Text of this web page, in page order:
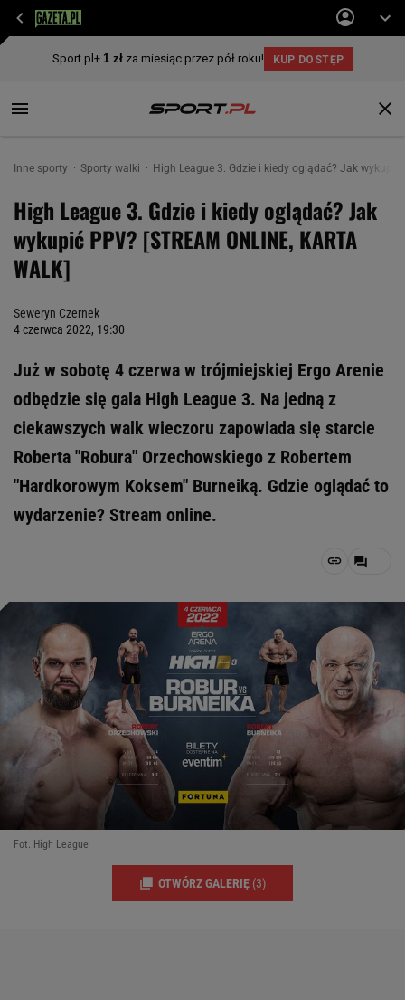
Inne sporty Sporty walki High League 3. Gdzie i kiedy oglądać? Jak wykupić
High League 3. Gdzie i kiedy oglądać? Jak
wykupić PPV? [STREAM ONLINE, KARTA
WALK]
Seweryn Czernek
4 czerwca 2022, 19:30
Już w sobotę 4 czerwa w trójmiejskiej Ergo Arenie
odbędzie się gala High League 3. Na jedną z
ciekawszych walk wieczoru zapowiada się starcie
Roberta "Robura" Orzechowskiego z Robertem
"Hardkorowym Koksem" Burneiką. Gdzie oglądać to
wydarzenie? Stream online.
Fot. High League
OTWÓRZ GALERIĘ (3)